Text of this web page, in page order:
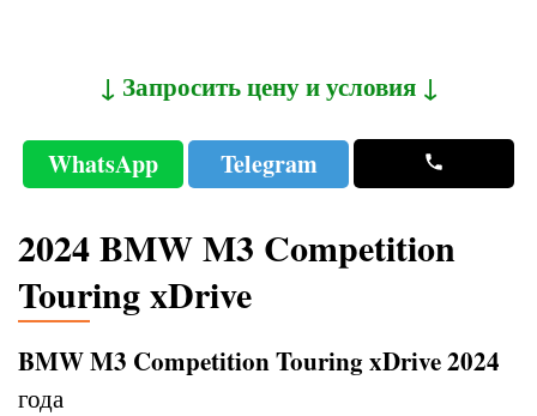
↓ Запросить цену и условия ↓
WhatsApp Telegram
2024 BMW M3 Competition
Touring xDrive
BMW M3 Competition Touring xDrive 2024
года